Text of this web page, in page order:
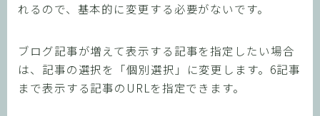
れるので、基本的に変更する必要がないです。
ブログ記事が増えて表示する記事を指定したい場合
は、記事の選択を「個別選択」に変更します。6記事
まで表示する記事のURLを指定できます。